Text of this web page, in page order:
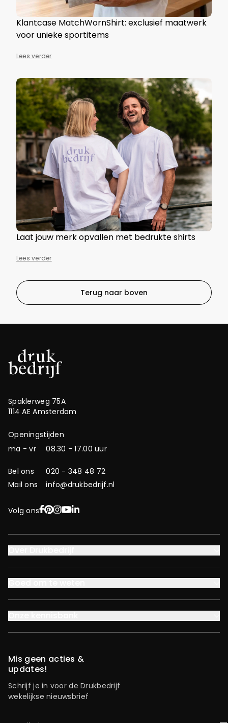
Klantcase MatchWornShirt: exclusief maatwerk
voor unieke sportitems
Lees verder
Laat jouw merk opvallen met bedrukte shirts
Lees verder
Terug naar boven
Spaklerweg 75A
1114 AE Amsterdam
Openingstijden
ma - vr
08.30 - 17.00 uur
Bel ons
020 - 348 48 72
Mail ons
info@drukbedrijf.nl
Volg onsFacebook
Pinterest
Instagram
YouTube
LinkedIn
Mis geen acties &
updates!
Schrijf je in voor de Drukbedrijf
wekelijkse nieuwsbrief
e-mailadres